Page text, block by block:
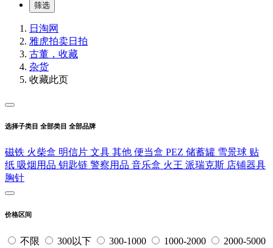
筛选
日淘网
雅虎拍卖日拍
古董，收藏
杂货
收藏此页
选择子类目 全部类目 全部品牌
磁铁 火柴盒 明信片 文具 其他 便当盒 PEZ 储蓄罐 雪景球 贴
纸 吸烟用品 钥匙链 警察用品 音乐盒 火王 派瑞克斯 店铺器具
胸针
价格区间
不限 300以下 300-1000 1000-2000
2000-5000